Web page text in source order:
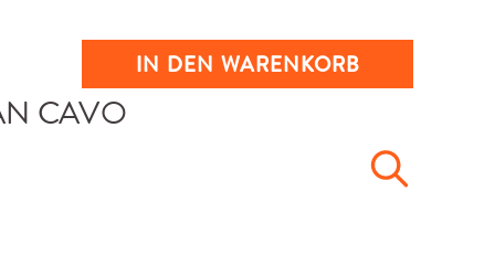
IN DEN WARENKORB